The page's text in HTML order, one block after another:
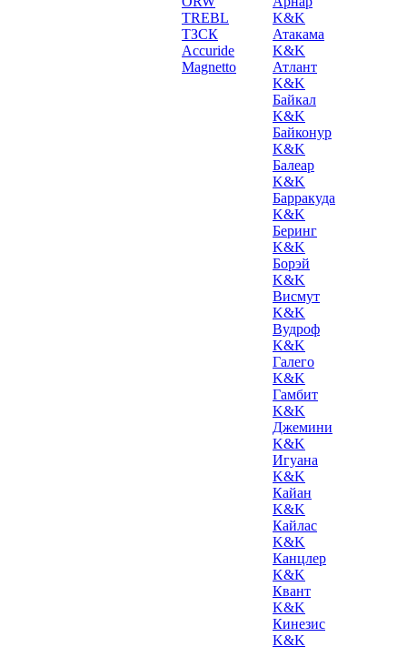
TREBL
ТЗСК
Accuride
Magnetto
K&K
Атакама
K&K
Атлант
K&K
Байкал
K&K
Байконур
K&K
Балеар
K&K
Барракуда
K&K
Беринг
K&K
Борэй
K&K
Висмут
K&K
Вудроф
K&K
Галего
K&K
Гамбит
K&K
Джемини
K&K
Игуана
K&K
Кайан
K&K
Кайлас
K&K
Канцлер
K&K
Квант
K&K
Кинезис
K&K